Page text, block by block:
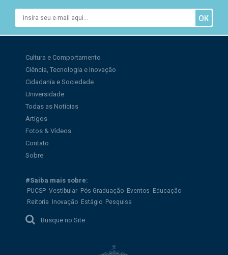
Cultura e Comportamento
Ciência, Tecnologia e Inovação
Cidadania e Sociedade
Universidade
Todas as Notícias
Artigos
Fotos & Vídeos
Contato
Sobre
#Saiba mais sobre:
PUCSP Vestibular Pós-Graduação Eventos
Educação
Reitoria
Inovação Estágio Pesquisa
Busque no Site